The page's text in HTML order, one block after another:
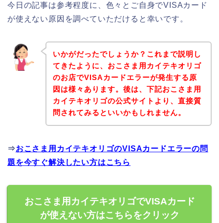
今日の記事は参考程度に、色々とご自身でVISAカード
が使えない原因を調べていただけると幸いです。
いかがだったでしょうか？これまで説明し
てきたように、おこさま用カイテキオリゴ
のお店でVISAカードエラーが発生する原
因は様々あります。後は、下記おこさま用
カイテキオリゴの公式サイトより、直接質
問されてみるといいかもしれません。
⇒おこさま用カイテキオリゴのVISAカードエラーの問
題を今すぐ解決したい方はこちら
おこさま用カイテキオリゴでVISAカード
が使えない方はこちらをクリック